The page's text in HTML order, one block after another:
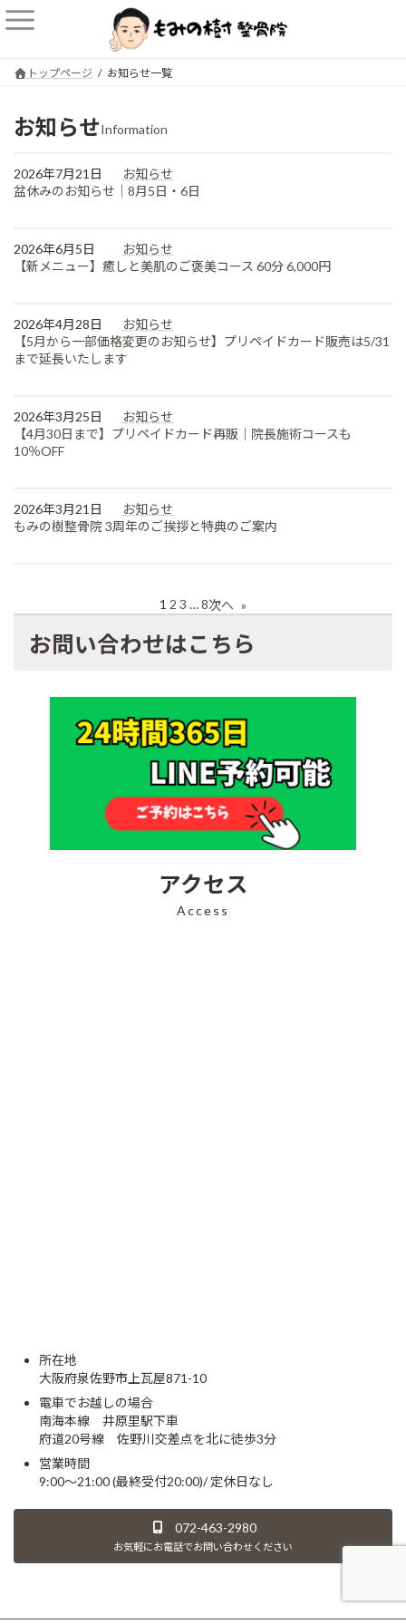
コ
ン
ナ
ビ
トップページ お知らせ一覧
お知らせInformation
2026年7月21日
お知らせ
盆休みのお知らせ｜8月5日・6日
2026年6月5日
お知らせ
【新メニュー】癒しと美肌のご褒美コース 60分 6,000円
2026年4月28日
お知らせ
【5月から一部価格変更のお知らせ】プリペイドカード販売は5/31
まで延長いたします
2026年3月25日
お知らせ
【4月30日まで】プリペイドカード再販｜院長施術コースも
10％OFF
2026年3月21日
お知らせ
もみの樹整骨院 3周年のご挨拶と特典のご案内
1 2 3 …8次へ »
お問い合わせはこちら
アクセス
Access
所在地
大阪府泉佐野市上瓦屋871-10
電車でお越しの場合
南海本線 井原里駅下車
府道20号線 佐野川交差点を北に徒歩3分
営業時間
9:00～21:00 (最終受付20:00)/ 定休日なし
072-463-2980
お気軽にお電話でお問い合わせください